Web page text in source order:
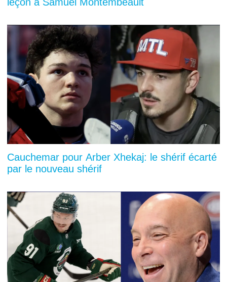
leçon à Samuel Montembeault
Cauchemar pour Arber Xhekaj: le shérif écarté
par le nouveau shérif